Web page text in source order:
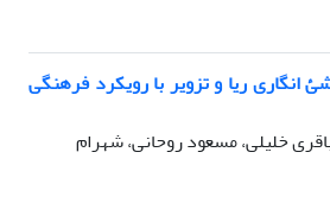
انگاری ریا و تزویر با رویکرد فرهنگی
خلیلی، مسعود روحانی، شهرام